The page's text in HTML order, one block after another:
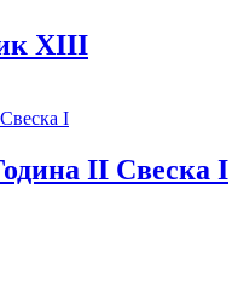
XIII
II Свеска I